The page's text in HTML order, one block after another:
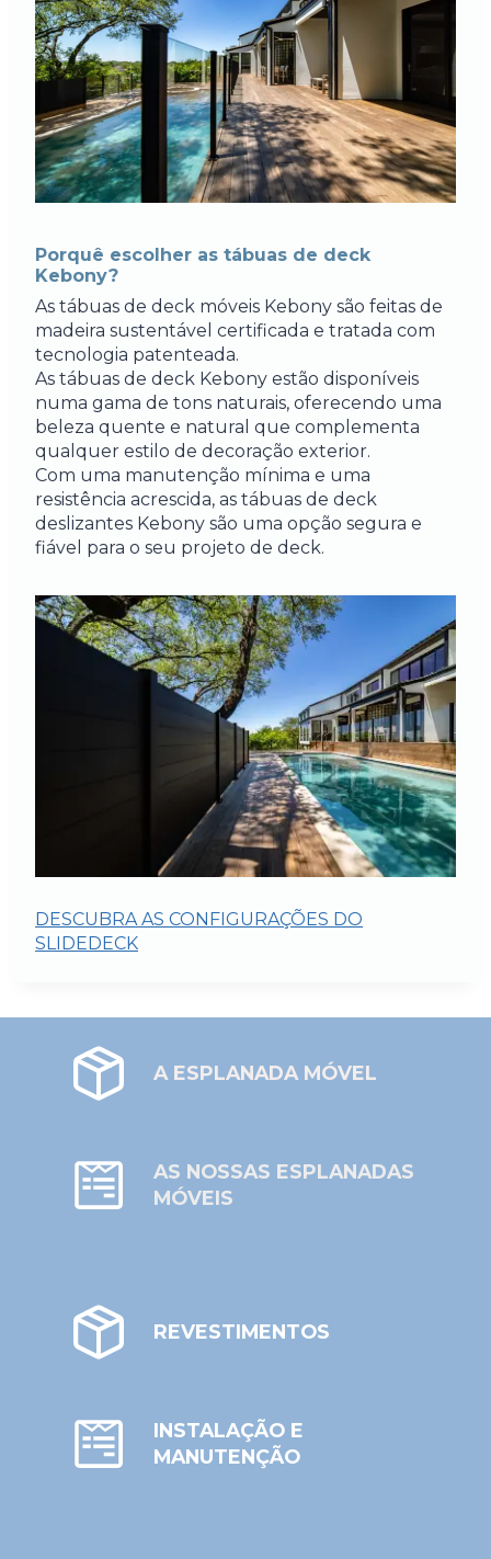
Porquê escolher as tábuas de deck
Kebony?
As tábuas de deck móveis Kebony são feitas de
madeira sustentável certificada e tratada com
tecnologia patenteada.
As tábuas de deck Kebony estão disponíveis
numa gama de tons naturais, oferecendo uma
beleza quente e natural que complementa
qualquer estilo de decoração exterior.
Com uma manutenção mínima e uma
resistência acrescida, as tábuas de deck
deslizantes Kebony são uma opção segura e
fiável para o seu projeto de deck.
DESCUBRA AS CONFIGURAÇÕES DO
SLIDEDECK
A ESPLANADA MÓVEL
AS NOSSAS ESPLANADAS
MÓVEIS
REVESTIMENTOS
INSTALAÇÃO E
MANUTENÇÃO